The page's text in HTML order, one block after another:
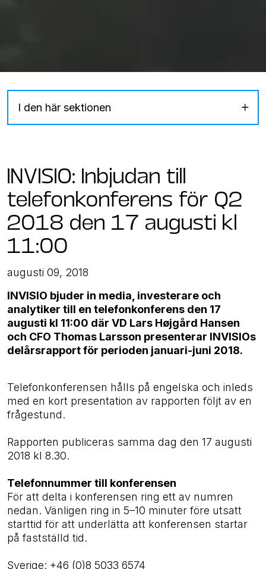
I den här sektionen
INVISIO: Inbjudan till
telefonkonferens för Q2
2018 den 17 augusti kl
11:00
augusti 09, 2018
INVISIO bjuder in media, investerare och
analytiker till en telefonkonferens den 17
augusti kl 11:00 där VD Lars Højgård Hansen
och CFO Thomas Larsson presenterar INVISIOs
delårsrapport för perioden januari-juni 2018.
Telefonkonferensen hålls på engelska och inleds
med en kort presentation av rapporten följt av en
frågestund.
Rapporten publiceras samma dag den 17 augusti
2018 kl 8.30.
Telefonnummer till konferensen
För att delta i konferensen ring ett av numren
nedan. Vänligen ring in 5–10 minuter före utsatt
starttid för att underlätta att konferensen startar
på fastställd tid.
Sverige: +46 (0)8 5033 6574